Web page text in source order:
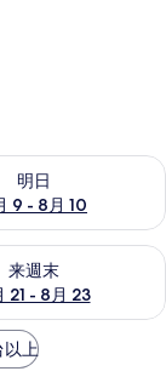
明日
9 - 8月 10
8月 10 の空室状
来週末
21 - 8月 23
- 8月 23 の空室
以上